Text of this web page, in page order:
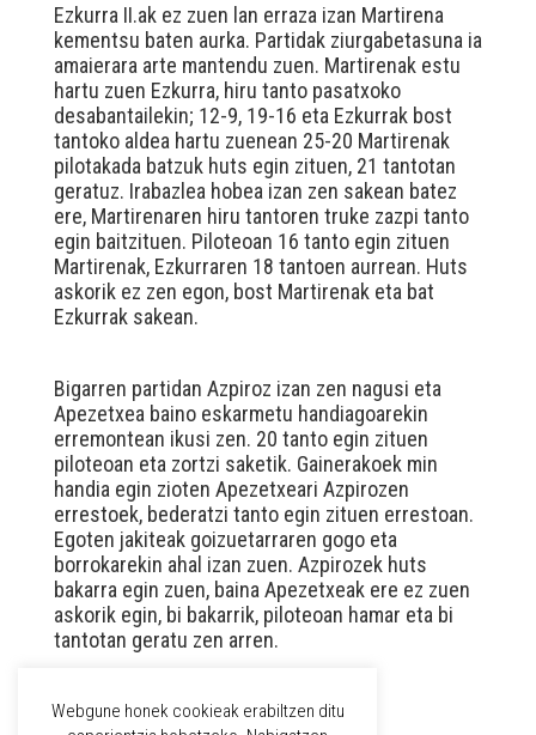
Ezkurra II.ak ez zuen lan erraza izan Martirena
kementsu baten aurka. Partidak ziurgabetasuna ia
amaierara arte mantendu zuen. Martirenak estu
hartu zuen Ezkurra, hiru tanto pasatxoko
desabantailekin; 12-9, 19-16 eta Ezkurrak bost
tantoko aldea hartu zuenean 25-20 Martirenak
pilotakada batzuk huts egin zituen, 21 tantotan
geratuz. Irabazlea hobea izan zen sakean batez
ere, Martirenaren hiru tantoren truke zazpi tanto
egin baitzituen. Piloteoan 16 tanto egin zituen
Martirenak, Ezkurraren 18 tantoen aurrean. Huts
askorik ez zen egon, bost Martirenak eta bat
Ezkurrak sakean.
Bigarren partidan Azpiroz izan zen nagusi eta
Apezetxea baino eskarmetu handiagoarekin
erremontean ikusi zen. 20 tanto egin zituen
piloteoan eta zortzi saketik. Gainerakoek min
handia egin zioten Apezetxeari Azpirozen
errestoek, bederatzi tanto egin zituen errestoan.
Egoten jakiteak goizuetarraren gogo eta
borrokarekin ahal izan zuen. Azpirozek huts
bakarra egin zuen, baina Apezetxeak ere ez zuen
askorik egin, bi bakarrik, piloteoan hamar eta bi
tantotan geratu zen arren.
WPML
Webgune honek cookieak erabiltzen ditu